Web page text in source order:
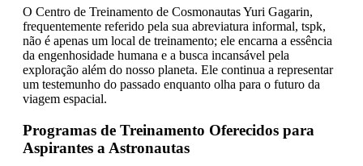
O Centro de Treinamento de Cosmonautas Yuri Gagarin,
frequentemente referido pela sua abreviatura informal, tspk,
não é apenas um local de treinamento; ele encarna a essência
da engenhosidade humana e a busca incansável pela
exploração além do nosso planeta. Ele continua a representar
um testemunho do passado enquanto olha para o futuro da
viagem espacial.
Programas de Treinamento Oferecidos para
Aspirantes a Astronautas